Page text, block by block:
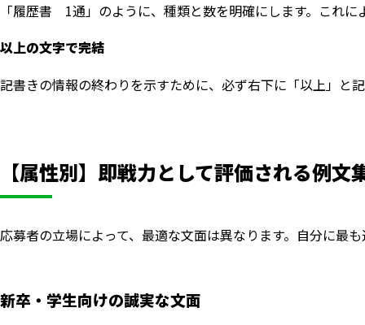
「履歴書 1通」のように、種類と数を明確にします。これ
以上の文字で完結
記書きの情報の終わりを示すために、必ず右下に「以上」と
【属性別】即戦力として評価される例文
応募者の立場によって、最適な文面は異なります。自分に最
新卒・学生向けの誠実な文面